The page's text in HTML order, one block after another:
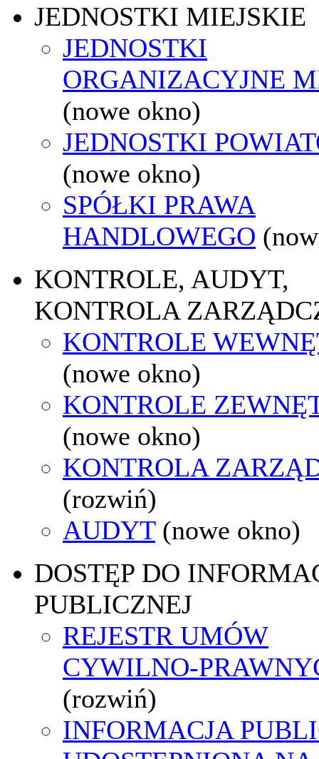
JEDNOSTKI MIEJSKIE
JEDNOSTKI
ORGANIZACYJNE
(nowe okno)
JEDNOSTKI
(nowe okno)
SPÓŁKI PRAWA
HANDLOWEGO
KONTROLE, AUDYT,
KONTROLA
KONTROLE
(nowe okno)
KONTROLE
(nowe okno)
KONTROLA
(rozwiń)
AUDYT (nowe okno)
DOSTĘP DO
PUBLICZNEJ
REJESTR UMÓW
CYWILNO-
(rozwiń)
INFORMACJA